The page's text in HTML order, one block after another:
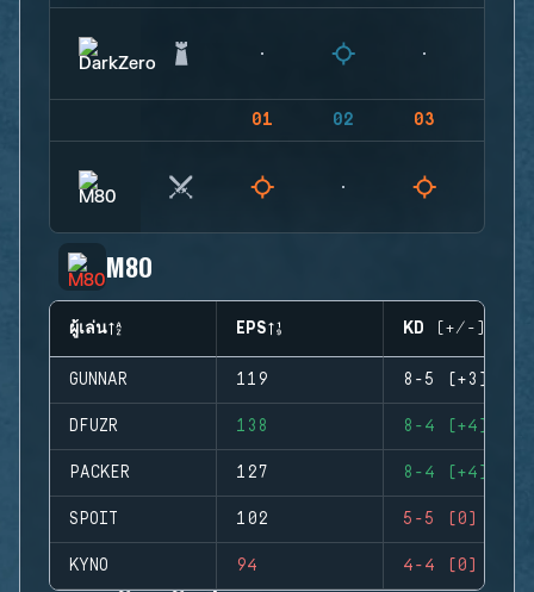
01 02 03
M80
ผู้เล่น EPS KD (+/-)
GUNNAR 119 8-5 (+3)
DFUZR 138 8-4 (+4)
PACKER 127 8-4 (+4)
SPOIT 102 5-5 (0)
KYNO 94 4-4 (0)